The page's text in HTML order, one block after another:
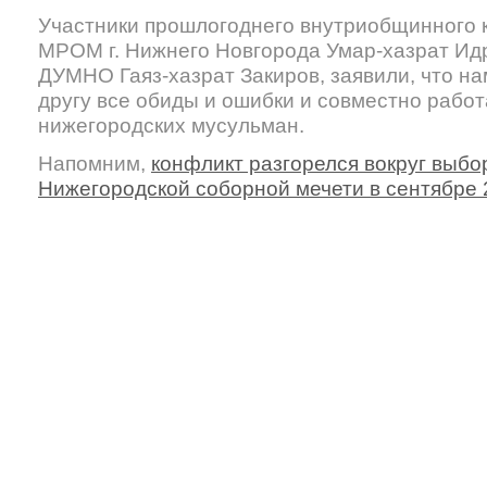
Участники прошлогоднего
МРОМ г. Нижнего Новгорода Умар-хазрат
ДУМНО Гаяз-хазрат Закиров, заявили, что
другу все обиды и ошибки и совместно
нижегородских мусульман.
Напомним, конфликт разгорелся вокруг
Нижегородской соборной мечети в сентябре